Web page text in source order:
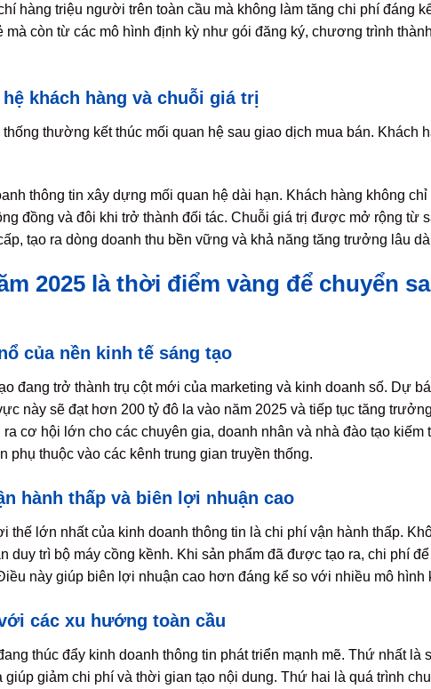
hàng triệu người trên toàn cầu mà không làm tăng chi phí đáng
còn từ các mô hình định kỳ như gói đăng ký, chương trình
khách hàng và chuỗi giá trị
thường kết thúc mối quan hệ sau giao dịch mua bán. Khách
thông tin xây dựng mối quan hệ dài hạn. Khách hàng không
đồng và đôi khi trở thành đối tác. Chuỗi giá trị được mở rộng từ
tạo ra dòng doanh thu bền vững và khả năng tăng trưởng lâu
2025 là thời điểm vàng để chuyển
của nền kinh tế sáng tạo
đang trở thành trụ cột mới của marketing và kinh doanh số. Dự
này sẽ đạt hơn 200 tỷ đô la vào năm 2025 và tiếp tục tăng
cơ hội lớn cho các chuyên gia, doanh nhân và nhà đào tạo kiếm
phụ thuộc vào các kênh trung gian truyền thống.
hành thấp và biên lợi nhuận cao
thế lớn nhất của kinh doanh thông tin là chi phí vận hành thấp.
duy trì bộ máy cồng kềnh. Khi sản phẩm đã được tạo ra, chi phí
này giúp biên lợi nhuận cao hơn đáng kể so với nhiều mô hình
các xu hướng toàn cầu
thúc đẩy kinh doanh thông tin phát triển mạnh mẽ. Thứ nhất là
giúp giảm chi phí và thời gian tạo nội dung. Thứ hai là quá trình